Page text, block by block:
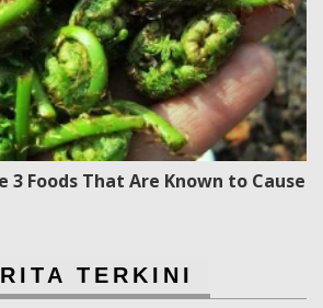
3 Foods That Are Known to Cause
TERKINI